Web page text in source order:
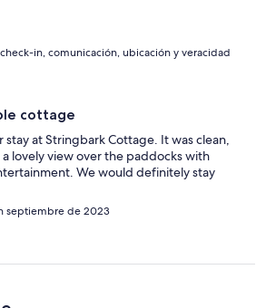
in, comunicación, ubicación y veracidad
cottage
stay at Stringbark Cottage. It was clean,
lovely view over the paddocks with
We would definitely stay
septiembre de 2023